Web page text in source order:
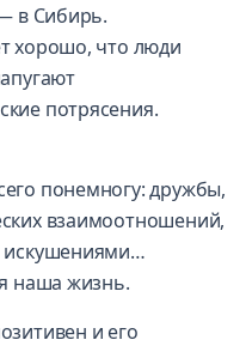
в Сибирь.
хорошо, что люди
потрясения.
понемногу: дружбы,
взаимоотношений,
искушениями…
наша жизнь.
и его